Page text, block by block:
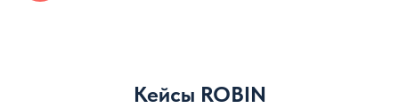
Кейсы ROBIN